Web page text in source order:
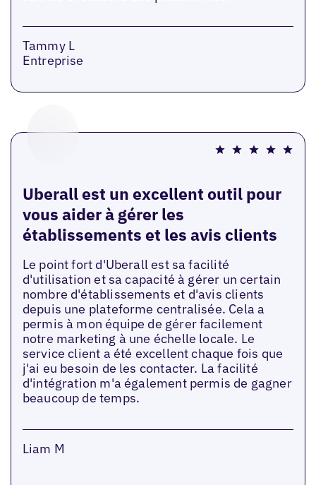
Tammy L
Entreprise
Uberall est un excellent outil pour
vous aider à gérer les
établissements et les avis clients
Le point fort d'Uberall est sa facilité
d'utilisation et sa capacité à gérer un certain
nombre d'établissements et d'avis clients
depuis une plateforme centralisée. Cela a
permis à mon équipe de gérer facilement
notre marketing à une échelle locale. Le
service client a été excellent chaque fois que
j'ai eu besoin de les contacter. La facilité
d'intégration m'a également permis de gagner
beaucoup de temps.
Liam M